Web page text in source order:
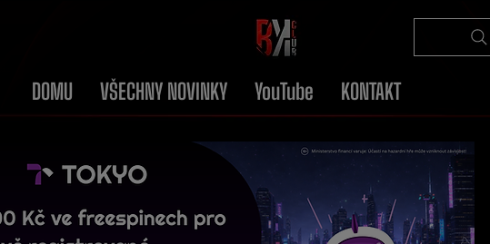
DOMU VŠECHNY NOVINKY YouTube KONTAKT